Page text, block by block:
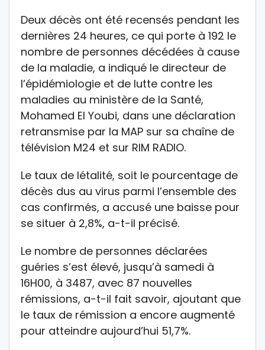
Deux décès ont été recensés pendant les
dernières 24 heures, ce qui porte à 192 le
nombre de personnes décédées à cause
de la maladie, a indiqué le directeur de
l’épidémiologie et de lutte contre les
maladies au ministère de la Santé,
Mohamed El Youbi, dans une déclaration
retransmise par la MAP sur sa chaîne de
télévision M24 et sur RIM RADIO.
Le taux de létalité, soit le pourcentage de
décès dus au virus parmi l’ensemble des
cas confirmés, a accusé une baisse pour
se situer à 2,8%, a-t-il précisé.
Le nombre de personnes déclarées
guéries s’est élevé, jusqu’à samedi à
16H00, à 3487, avec 87 nouvelles
rémissions, a-t-il fait savoir, ajoutant que
le taux de rémission a encore augmenté
pour atteindre aujourd’hui 51,7%.